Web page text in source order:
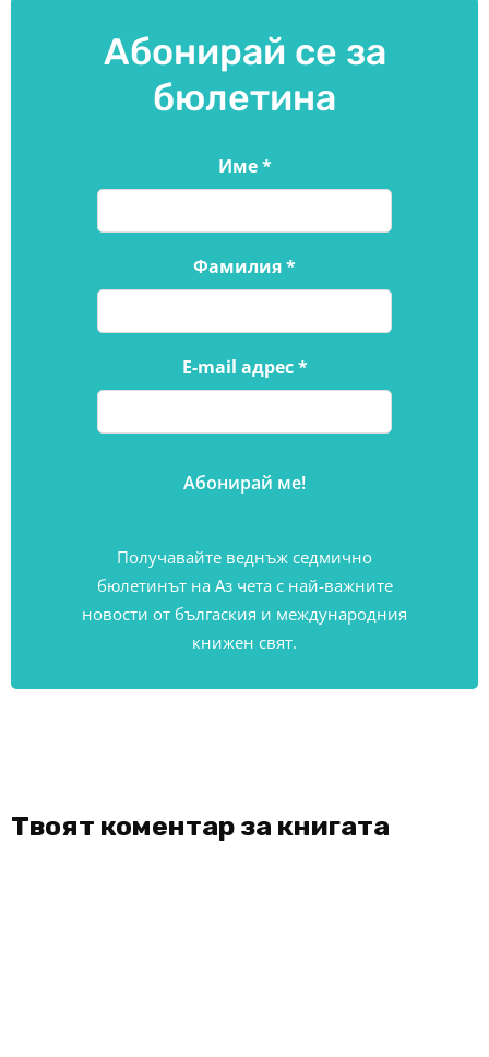
Абонирай се за
бюлетина
Име*
Фамилия*
E-mail адрес*
Получавайте веднъж седмично
бюлетинът на Аз чета с най-важните
новости от бългаския и международния
книжен свят.
Твоят коментар за книгата